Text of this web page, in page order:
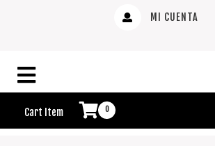
MI CUENTA
Cart Item 0